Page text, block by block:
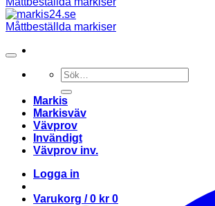
Sök
efter:
Markis
Markisväv
Vävprov
Invändigt
Vävprov inv.
Logga in
Varukorg /0 kr 0